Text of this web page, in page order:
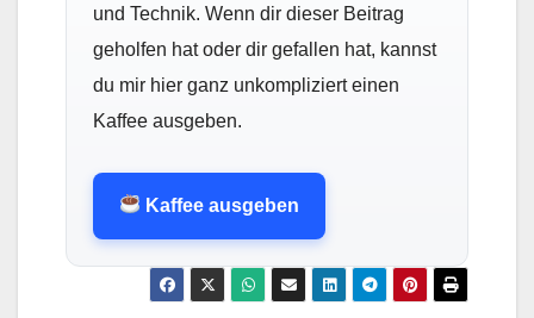
und Technik. Wenn dir dieser Beitrag
geholfen hat oder dir gefallen hat, kannst
du mir hier ganz unkompliziert einen
Kaffee ausgeben.
Kaffee ausgeben